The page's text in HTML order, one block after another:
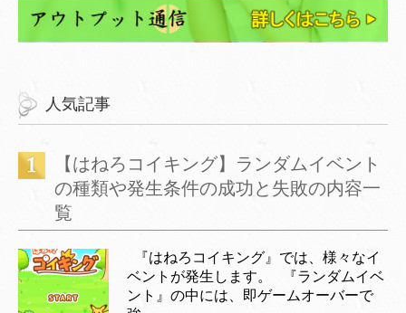
人気記事
【はねろコイキング】ランダムイベント
の種類や発生条件の成功と失敗の内容一
覧
『はねろコイキング』では、様々なイ
ベントが発生します。 『ランダムイベ
ント』の中には、即ゲームオーバーで